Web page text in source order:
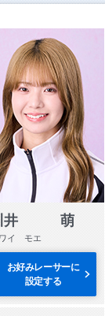
井 萌
イ モエ
お好みレーサーに
設定する